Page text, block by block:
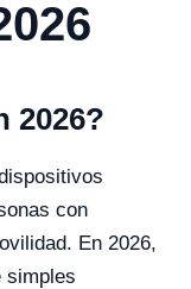
2026?
con
En 2026,
simples